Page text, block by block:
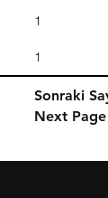
1
1
Sonraki
Next Page